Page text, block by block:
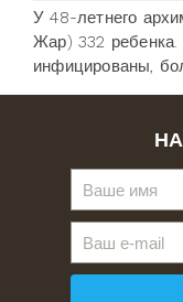
У 48-летнего
Жар) 332
инфицированы,